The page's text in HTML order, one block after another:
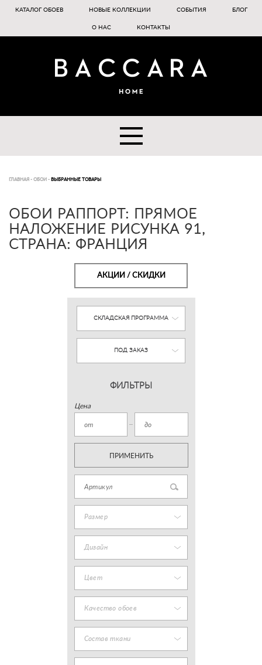
КАТАЛОГ ОБОЕВ НОВЫЕ КОЛЛЕКЦИИ СОБЫТИЯ БЛОГ
О НАС КОНТАКТЫ
ГЛАВНАЯ - ОБОИ - ВЫБРАННЫЕ ТОВАРЫ
ОБОИ РАППОРТ: ПРЯМОЕ
НАЛОЖЕНИЕ РИСУНКА 91,
СТРАНА: ФРАНЦИЯ
АКЦИИ / СКИДКИ
СКЛАДСКАЯ ПРОГРАММА
ПОД ЗАКАЗ
ФИЛЬТРЫ
Цена
ПРИМЕНИТЬ
Размер
Дизайн
Цвет
Качество обоев
Состав ткани